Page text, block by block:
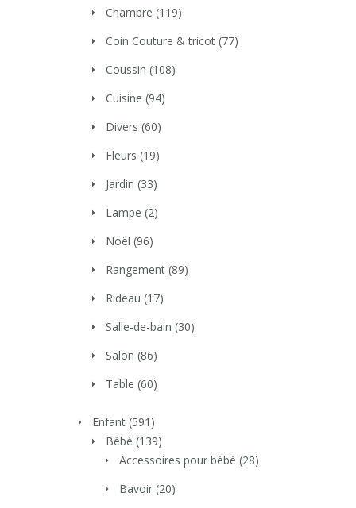
Chambre (119)
Coin Couture & tricot (77)
Coussin (108)
Cuisine (94)
Divers (60)
Fleurs (19)
Jardin (33)
Lampe (2)
Noël (96)
Rangement (89)
Rideau (17)
Salle-de-bain (30)
Salon (86)
Table (60)
Enfant (591)
Bébé (139)
Accessoires pour bébé (28)
Bavoir (20)